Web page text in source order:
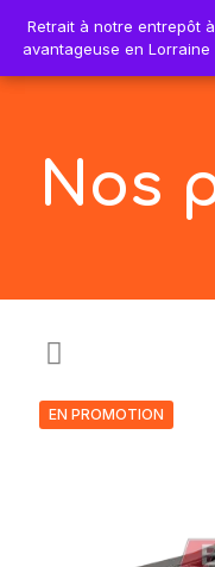
Nos
EN PROMOTION
Retrait à notre entrepôt
avantageuse en
Retrait à notre entrepôt
avantageuse en